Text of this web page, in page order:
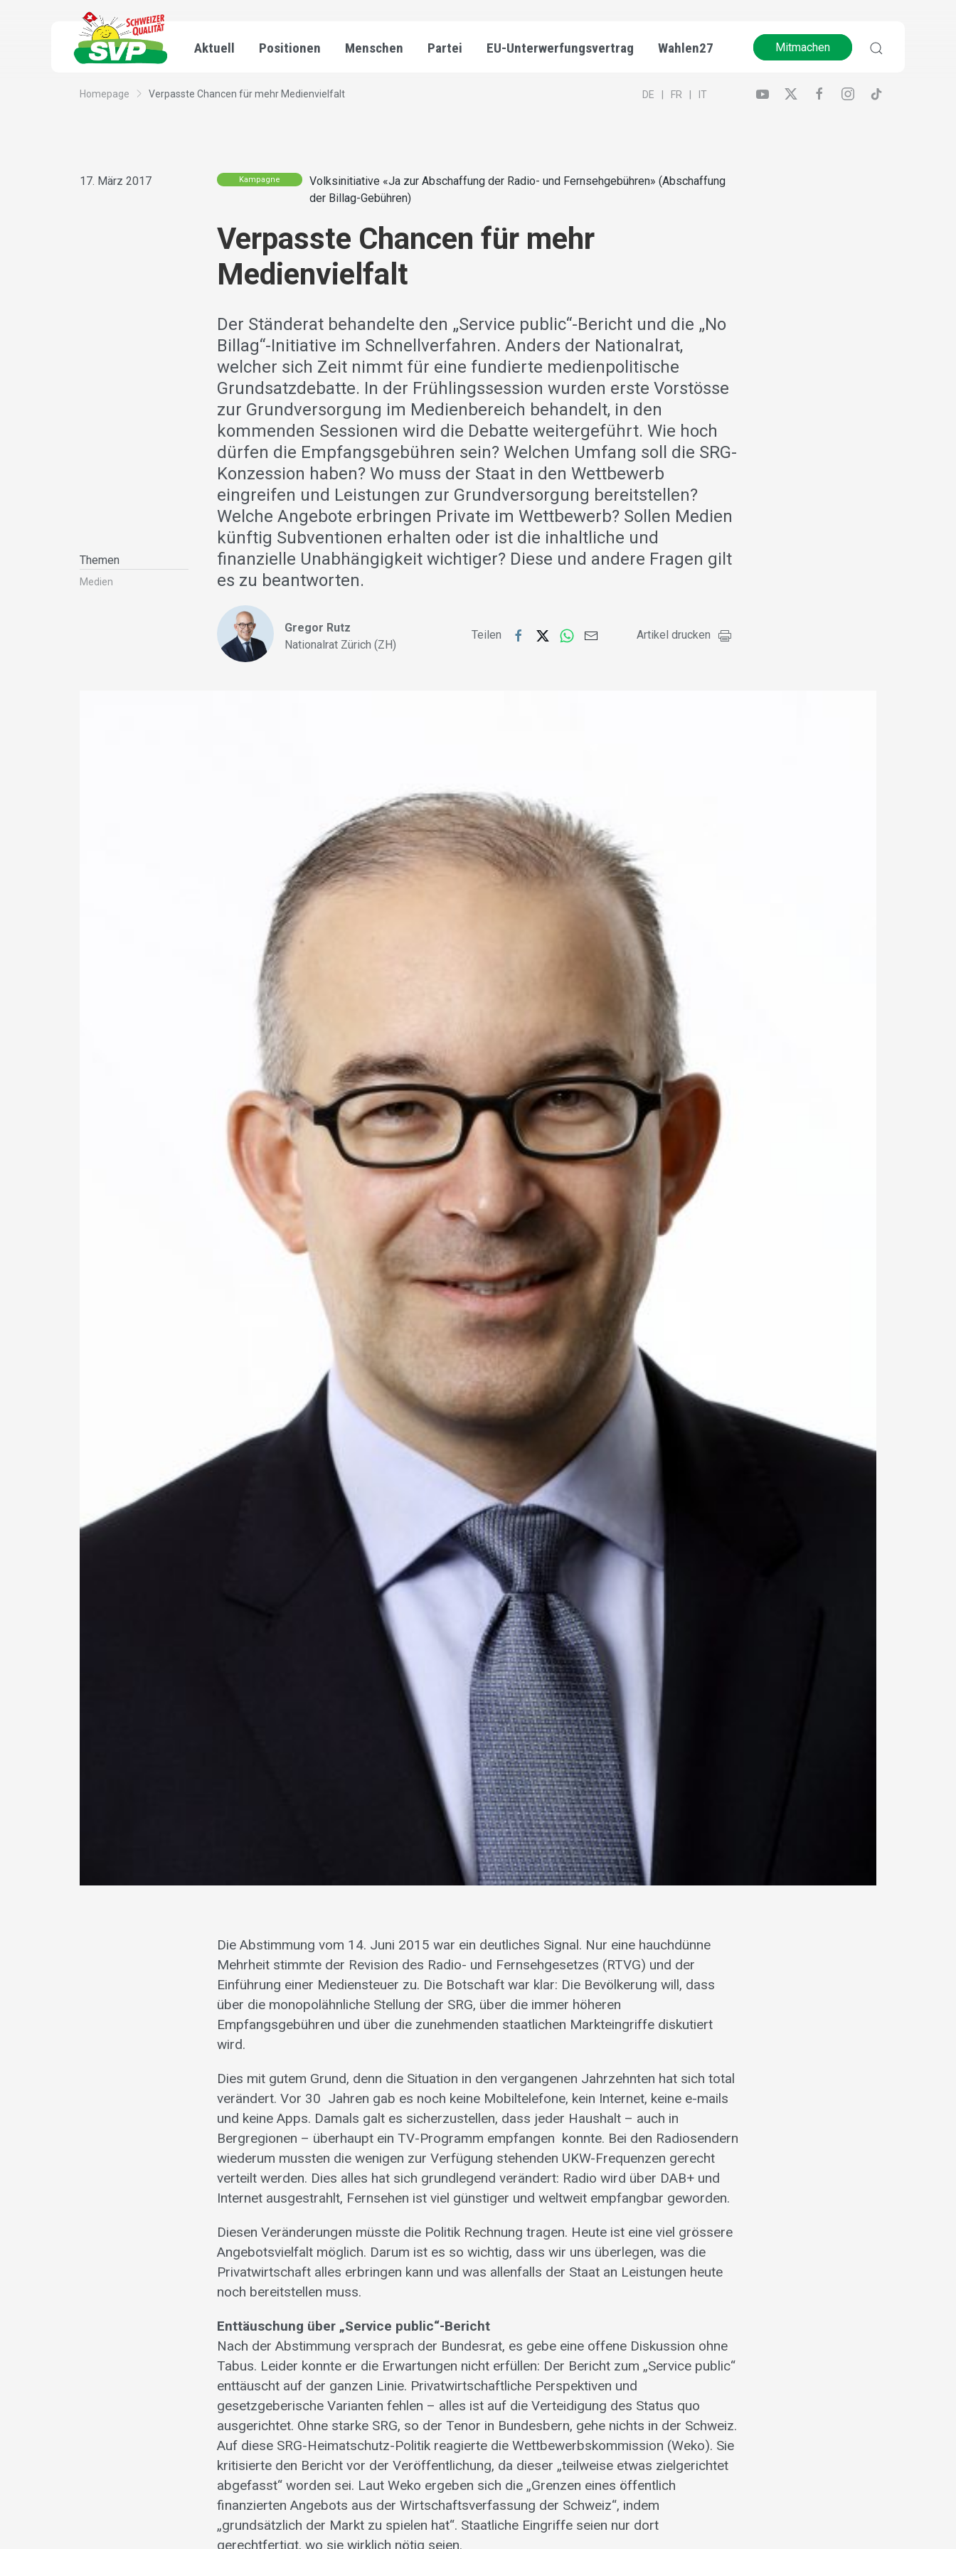
Aktuell Positionen Menschen Partei EU-Unterwerfungsvertrag Wahlen27 Mitmachen
Homepage Verpasste Chancen für mehr Medienvielfalt DE FR IT
17. März 2017
Themen
Medien
Kampagne
Volksinitiative «Ja zur Abschaffung der Radio- und Fernsehgebühren» (Abschaffung
der Billag-Gebühren)
Verpasste Chancen für mehr
Medienvielfalt
Der Ständerat behandelte den „Service public“-Bericht und die „No
Billag“-Initiative im Schnellverfahren. Anders der Nationalrat,
welcher sich Zeit nimmt für eine fundierte medienpolitische
Grundsatzdebatte. In der Frühlingssession wurden erste Vorstösse
zur Grundversorgung im Medienbereich behandelt, in den
kommenden Sessionen wird die Debatte weitergeführt. Wie hoch
dürfen die Empfangsgebühren sein? Welchen Umfang soll die SRG-
Konzession haben? Wo muss der Staat in den Wettbewerb
eingreifen und Leistungen zur Grundversorgung bereitstellen?
Welche Angebote erbringen Private im Wettbewerb? Sollen Medien
künftig Subventionen erhalten oder ist die inhaltliche und
finanzielle Unabhängigkeit wichtiger? Diese und andere Fragen gilt
es zu beantworten.
Gregor Rutz
Nationalrat Zürich (ZH)
Teilen Artikel drucken
Die Abstimmung vom 14. Juni 2015 war ein deutliches Signal. Nur eine hauchdünne
Mehrheit stimmte der Revision des Radio- und Fernsehgesetzes (RTVG) und der
Einführung einer Mediensteuer zu. Die Botschaft war klar: Die Bevölkerung will, dass
über die monopolähnliche Stellung der SRG, über die immer höheren
Empfangsgebühren und über die zunehmenden staatlichen Markteingriffe diskutiert
wird.
Dies mit gutem Grund, denn die Situation in den vergangenen Jahrzehnten hat sich total
verändert. Vor 30 Jahren gab es noch keine Mobiltelefone, kein Internet, keine e-mails
und keine Apps. Damals galt es sicherzustellen, dass jeder Haushalt – auch in
Bergregionen – überhaupt ein TV-Programm empfangen konnte. Bei den Radiosendern
wiederum mussten die wenigen zur Verfügung stehenden UKW-Frequenzen gerecht
verteilt werden. Dies alles hat sich grundlegend verändert: Radio wird über DAB+ und
Internet ausgestrahlt, Fernsehen ist viel günstiger und weltweit empfangbar geworden.
Diesen Veränderungen müsste die Politik Rechnung tragen. Heute ist eine viel grössere
Angebotsvielfalt möglich. Darum ist es so wichtig, dass wir uns überlegen, was die
Privatwirtschaft alles erbringen kann und was allenfalls der Staat an Leistungen heute
noch bereitstellen muss.
Enttäuschung über „Service public“-Bericht
Nach der Abstimmung versprach der Bundesrat, es gebe eine offene Diskussion ohne
Tabus. Leider konnte er die Erwartungen nicht erfüllen: Der Bericht zum „Service public“
enttäuscht auf der ganzen Linie. Privatwirtschaftliche Perspektiven und
gesetzgeberische Varianten fehlen – alles ist auf die Verteidigung des Status quo
ausgerichtet. Ohne starke SRG, so der Tenor in Bundesbern, gehe nichts in der Schweiz.
Auf diese SRG-Heimatschutz-Politik reagierte die Wettbewerbskommission (Weko). Sie
kritisierte den Bericht vor der Veröffentlichung, da dieser „teilweise etwas zielgerichtet
abgefasst“ worden sei. Laut Weko ergeben sich die „Grenzen eines öffentlich
finanzierten Angebots aus der Wirtschaftsverfassung der Schweiz“, indem
„grundsätzlich der Markt zu spielen hat“. Staatliche Eingriffe seien nur dort
gerechtfertigt, wo sie wirklich nötig seien.